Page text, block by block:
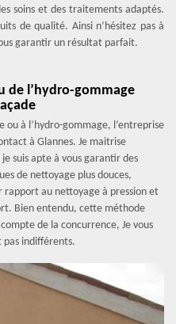
soins et des traitements adaptés.
de qualité. Ainsi n’hésitez pas à
garantir un résultat parfait.
de l’hydro-gommage
ou à l’hydro-gommage, l’entreprise
à Glannes. Je maitrise
suis apte à vous garantir des
de nettoyage plus douces,
rapport au nettoyage à pression et
Bien entendu, cette méthode
de la concurrence, Je vous
pas indifférents.